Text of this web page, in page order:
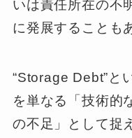
いは責任所在の不
に発展することも
“Storage Debt”と
を単なる「技術的
の不足」として捉